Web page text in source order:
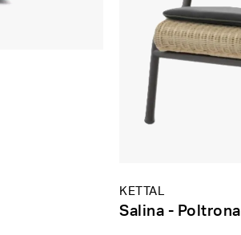
KETTAL
Salina - Poltrona